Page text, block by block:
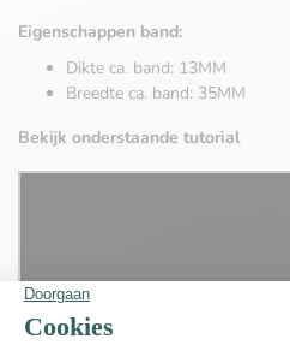
Eigenschappen band:
Dikte ca. band: 13MM
Breedte ca. band: 35MM
Bekijk onderstaande tutorial